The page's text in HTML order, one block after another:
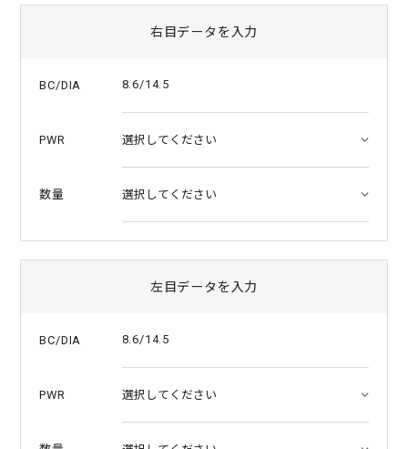
右目データを入力
BC/DIA 8.6/14.5
PWR
数量
左目データを入力
BC/DIA 8.6/14.5
PWR